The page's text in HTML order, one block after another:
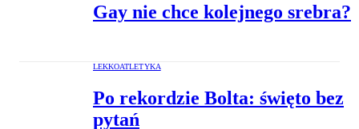
Gay nie chce kolejnego srebra?
LEKKOATLETYKA
Po rekordzie Bolta: święto bez
pytań